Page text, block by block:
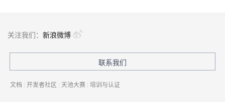
一键生成讲解视频，AI的理解和生成能力到底有多强？
网站、小程序和APP共用内容接口，更新后数据不同步怎么排查？
关注我们： 新浪微博
联系我们
文档 | 开发者社区 | 天池大赛 | 培训与认证